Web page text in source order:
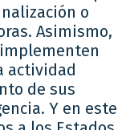
o
Asimismo,
actividad
de sus
Y en este